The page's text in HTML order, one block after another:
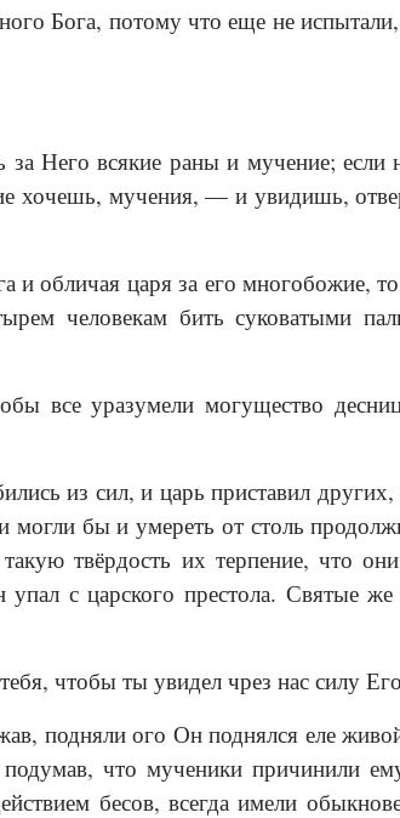
Бога, потому что еще не
Него всякие раны и мучение; если
хочешь, мучения, — и увидишь,
обличая царя за его многобожие, то
человекам бить суковатыми
все уразумели могущество
из сил, и царь приставил
бы и умереть от столь
твёр­дость их терпение, что
с царского престола. Святые
чтобы ты увидел чрез нас силу
подняли ого Он поднялся еле
что мученики причинили
бесов, всегда имели